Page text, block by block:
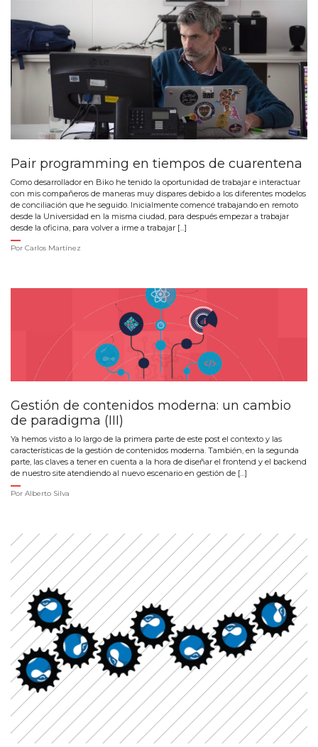
Pair programming en tiempos de cuarentena
Como desarrollador en Biko he tenido la oportunidad de trabajar e interactuar
con mis compañeros de maneras muy dispares debido a los diferentes modelos
de conciliación que he seguido. Inicialmente comencé trabajando en remoto
desde la Universidad en la misma ciudad, para después empezar a trabajar
desde la oficina, para volver a irme a trabajar […]
Por Carlos Martínez
Gestión de contenidos moderna: un cambio
de paradigma (III)
Ya hemos visto a lo largo de la primera parte de este post el contexto y las
características de la gestión de contenidos moderna. También, en la segunda
parte, las claves a tener en cuenta a la hora de diseñar el frontend y el backend
de nuestro site atendiendo al nuevo escenario en gestión de […]
Por Alberto Silva